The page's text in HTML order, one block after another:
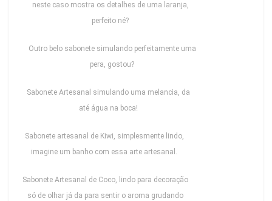
neste caso mostra os detalhes de uma laranja,
perfeito né?
Outro belo sabonete simulando perfeitamente uma
pera, gostou?
Sabonete Artesanal simulando uma melancia, da
até água na boca!
Sabonete artesanal de Kiwi, simplesmente lindo,
imagine um banho com essa arte artesanal.
Sabonete Artesanal de Coco, lindo para decoração
só de olhar já da para sentir o aroma grudando